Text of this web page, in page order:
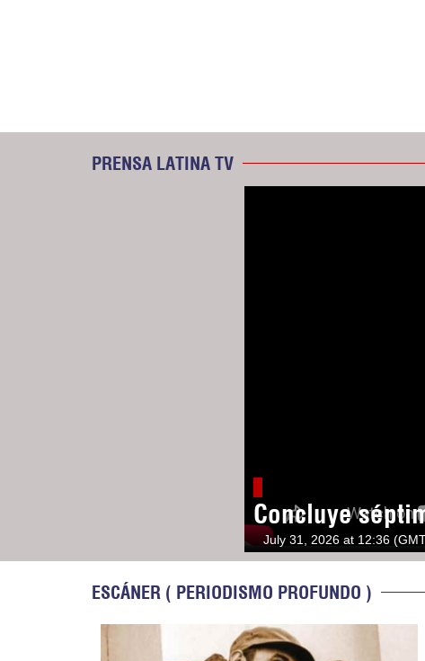
PRENSA LATINA TV
Concluye
July 31, 2026 at 12:36
ESCÁNER ( PERIODISMO PROFUNDO )